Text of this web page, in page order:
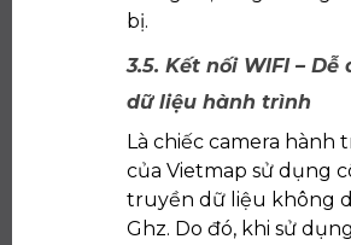
bị.
3.5. Kết nối WIFI –
dữ liệu hành trình
Là chiếc camera hành
của Vietmap sử dụng
truyền dữ liệu không
Ghz. Do đó, khi sử